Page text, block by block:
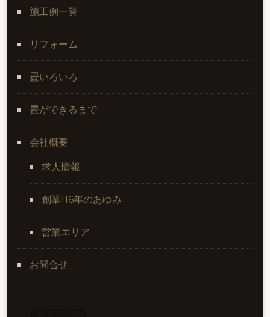
施工例一覧
リフォーム
畳いろいろ
畳ができるまで
会社概要
求人情報
創業116年のあゆみ
営業エリア
お問合せ